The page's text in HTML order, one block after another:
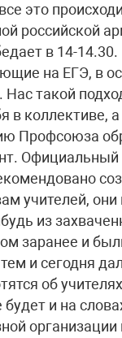
это
российской
в 14-
на ЕГЭ, в
Нас такой
в коллективе,
Профсоюза
учителей, они
из
заранее и
и сегодня
об
будет и на